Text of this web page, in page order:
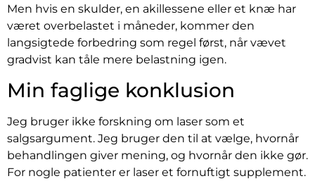
Men hvis en skulder, en akillessene eller et knæ har
været overbelastet i måneder, kommer den
langsigtede forbedring som regel først, når vævet
gradvist kan tåle mere belastning igen.
Min faglige konklusion
Jeg bruger ikke forskning om laser som et
salgsargument. Jeg bruger den til at vælge, hvornår
behandlingen giver mening, og hvornår den ikke gør.
For nogle patienter er laser et fornuftigt supplement.